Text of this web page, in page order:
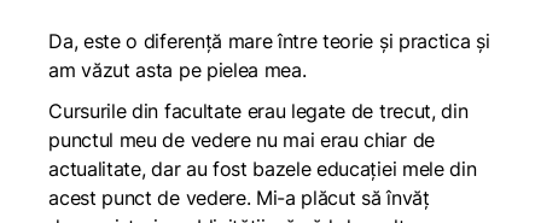
Da, este o diferență mare între teorie și practica și
am văzut asta pe pielea mea.
Cursurile din facultate erau legate de trecut, din
punctul meu de vedere nu mai erau chiar de
actualitate, dar au fost bazele educației mele din
acest punct de vedere. Mi-a plăcut să învăț